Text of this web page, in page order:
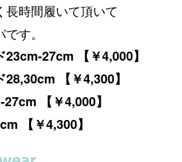
長時間履いて頂いて
す。
27cm 【￥4,000】
【￥4,300】
【￥4,000】
【￥4,300】